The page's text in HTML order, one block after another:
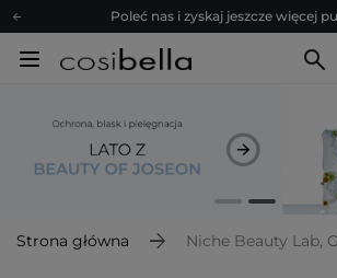
Poleć nas i zyskaj jeszcze więcej
Bezpłatne konsultacje
Z nami to możliwe! Realizacja
Poleć nas i zyskaj jeszcze więcej
Zapisz się na newsletter pełen
Strona główna Niche Beauty Lab,